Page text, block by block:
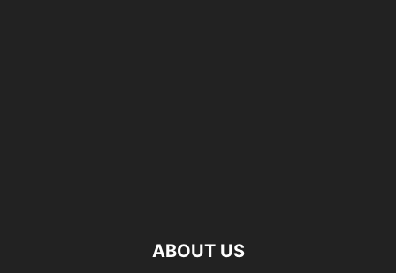
ABOUT US